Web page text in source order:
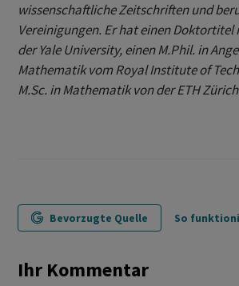
wissenschaftliche Zeitschriften und
Vereinigungen. Er hat einen
der Yale University, einen M.Phil. in
Mathematik vom Royal Institute of
M.Sc. in Mathematik von der ETH
Bevorzugte Quelle So
Ihr Kommentar